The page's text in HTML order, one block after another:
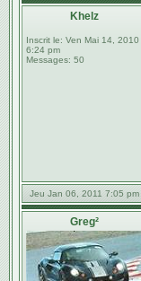
Khelz
Inscrit le: Ven Mai 14, 2010
6:24 pm
Messages: 50
Jeu Jan 06, 2011 7:05 pm
Greg²